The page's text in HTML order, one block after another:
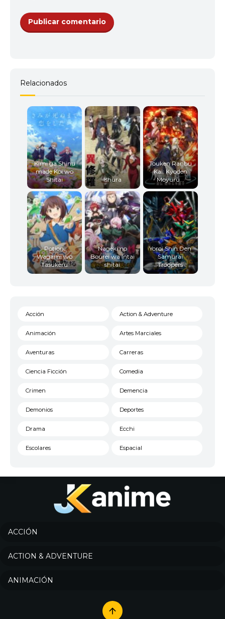
Relacionados
Kimi ga Shinu
made Koi wo
Shitai
Ishura
Touken Ranbu
Kai: Kyoden
Moyuru...
Potion,
Wagami wo
Tasukeru
Nageki no
Bourei wa Intai
shitai
Yoroi Shin Den
Samurai
Troopers
Acción Action & Adventure
Animación Artes Marciales
Aventuras Carreras
Ciencia Ficción Comedia
Crimen Demencia
Demonios Deportes
Drama Ecchi
Escolares Espacial
Historico
Josei
Música
ACCIÓN
ACTION & ADVENTURE
ANIMACIÓN